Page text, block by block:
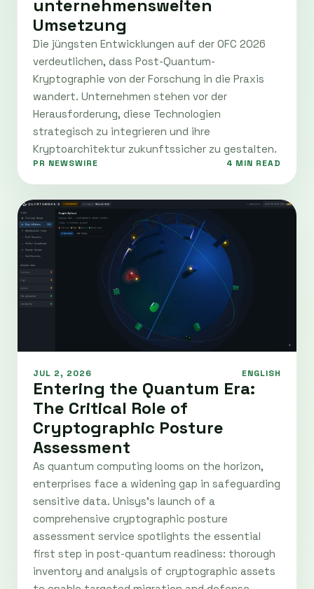
unternehmensweiten
Umsetzung
Die jüngsten Entwicklungen auf der OFC 2026
verdeutlichen, dass Post-Quantum-
Kryptographie von der Forschung in die Praxis
wandert. Unternehmen stehen vor der
Herausforderung, diese Technologien
strategisch zu integrieren und ihre
Kryptoarchitektur zukunftssicher zu gestalten.
PR NEWSWIRE 4 MIN READ
JUL 2, 2026 ENGLISH
Entering the Quantum Era:
The Critical Role of
Cryptographic Posture
Assessment
As quantum computing looms on the horizon,
enterprises face a widening gap in safeguarding
sensitive data. Unisys’s launch of a
comprehensive cryptographic posture
assessment service spotlights the essential
first step in post-quantum readiness: thorough
inventory and analysis of cryptographic assets